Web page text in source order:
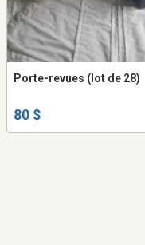
Porte-revues (lot de 28)
80 $